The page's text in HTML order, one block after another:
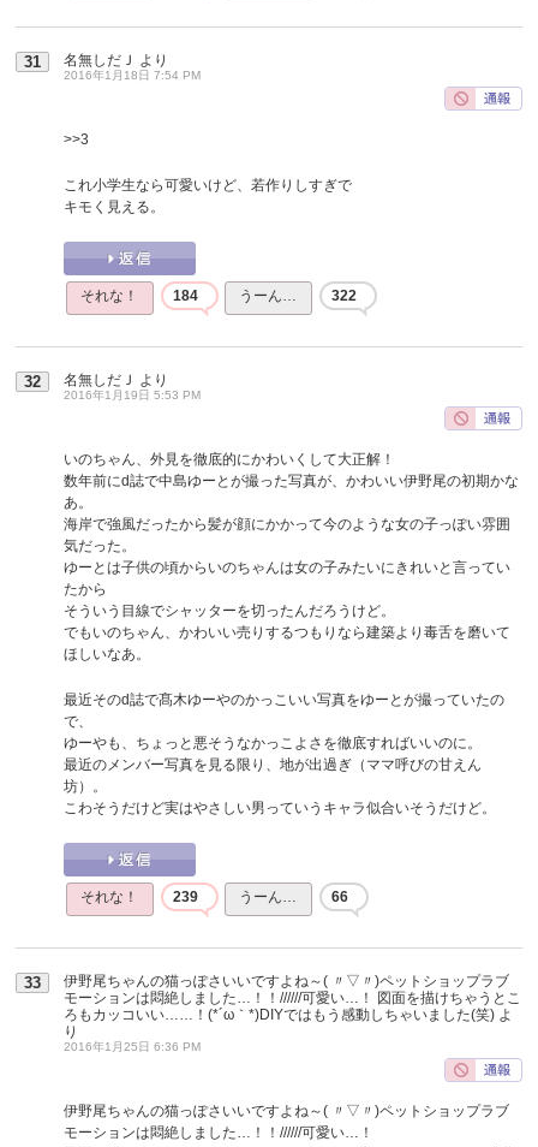
31 名無しだＪ より
2016年1月18日 7:54 PM
>>3
これ小学生なら可愛いけど、若作りしすぎで
キモく見える。
それな！ 184 うーん… 322
32 名無しだＪ より
2016年1月19日 5:53 PM
いのちゃん、外見を徹底的にかわいくして大正解！
数年前にd誌で中島ゆーとが撮った写真が、かわいい伊野尾の初期かな
あ。
海岸で強風だったから髪が顔にかかって今のような女の子っぽい雰囲
気だった。
ゆーとは子供の頃からいのちゃんは女の子みたいにきれいと言ってい
たから
そういう目線でシャッターを切ったんだろうけど。
でもいのちゃん、かわいい売りするつもりなら建築より毒舌を磨いて
ほしいなあ。
最近そのd誌で髙木ゆーやのかっこいい写真をゆーとが撮っていたの
で、
ゆーやも、ちょっと悪そうなかっこよさを徹底すればいいのに。
最近のメンバー写真を見る限り、地が出過ぎ（ママ呼びの甘えん
坊）。
こわそうだけど実はやさしい男っていうキャラ似合いそうだけど。
それな！ 239 うーん… 66
33
伊野尾ちゃんの猫っぽさいいですよね～( 〃▽〃)ペットショップラブ
モーションは悶絶しました…！！//////可愛い…！ 図面を描けちゃうとこ
ろもカッコいい……！(*´ω｀*)DIYではもう感動しちゃいました(笑) よ
り
2016年1月25日 6:36 PM
伊野尾ちゃんの猫っぽさいいですよね～( 〃▽〃)ペットショップラブ
モーションは悶絶しました…！！//////可愛い…！